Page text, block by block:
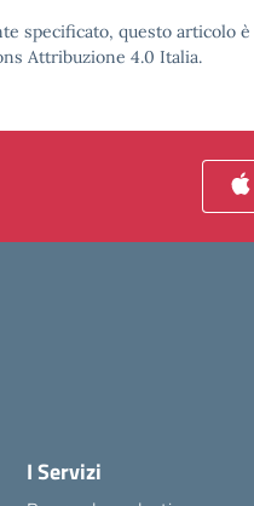
specificato, questo articolo
Attribuzione 4.0 Italia.
I Servizi